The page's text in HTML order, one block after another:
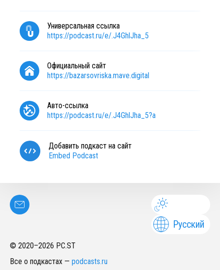
Универсальная ссылка
https://podcast.ru/e/.J4GhlJha_5
Официальный сайт
https://bazarsovriska.mave.digital
Авто-ссылка
https://podcast.ru/e/.J4GhlJha_5?a
Добавить подкаст на сайт
Embed Podcast
Русский
© 2020–2026 PC.ST
Все о подкастах — podcasts.ru